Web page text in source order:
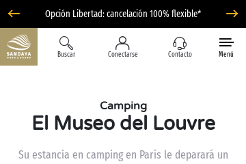
Opción Libertad: cancelación 100% flexible*
Buscar Conectarse Contacto Menú
Camping
El Museo del Louvre
Su estancia en camping en París le deparará un